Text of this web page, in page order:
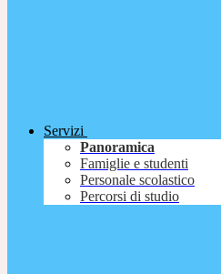
Servizi
Panoramica
Famiglie e studenti
Personale scolastico
Percorsi di studio